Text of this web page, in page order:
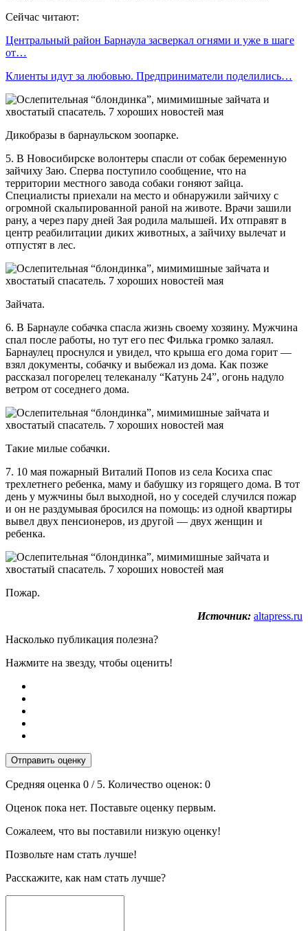
Сейчас читают:
Центральный район Барнаула засверкал огнями и уже в шаге
от…
Клиенты идут за любовью. Предприниматели поделились…
Дикобразы в барнаульском зоопарке.
5. В Новосибирске волонтеры спасли от собак беременную
зайчиху Заю. Сперва поступило сообщение, что на
территории местного завода собаки гоняют зайца.
Специалисты приехали на место и обнаружили зайчиху с
огромной скальпированной раной на животе. Врачи зашили
рану, а через пару дней Зая родила малышей. Их отправят в
центр реабилитации диких животных, а зайчиху вылечат и
отпустят в лес.
Зайчата.
6. В Барнауле собачка спасла жизнь своему хозяину. Мужчина
спал после работы, но тут его пес Филька громко залаял.
Барнаулец проснулся и увидел, что крыша его дома горит —
взял документы, собачку и выбежал из дома. Как позже
рассказал погорелец телеканалу “Катунь 24”, огонь надуло
ветром от соседнего дома.
Такие милые собачки.
7. 10 мая пожарный Виталий Попов из села Косиха спас
трехлетнего ребенка, маму и бабушку из горящего дома. В тот
день у мужчины был выходной, но у соседей случился пожар
и он не раздумывая бросился на помощь: из одной квартиры
вывел двух пенсионеров, из другой — двух женщин и
ребенка.
Пожар.
Источник: altapress.ru
Насколько публикация полезна?
Нажмите на звезду, чтобы оценить!
Отправить оценку
Средняя оценка 0 / 5. Количество оценок: 0
Оценок пока нет. Поставьте оценку первым.
Сожалеем, что вы поставили низкую оценку!
Позвольте нам стать лучше!
Расскажите, как нам стать лучше?